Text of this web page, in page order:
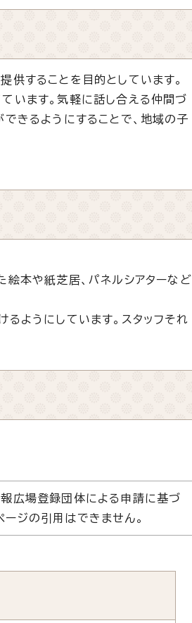
することを目的としています。
います。気軽に話し合える仲間づ
きるようにすることで、地域の子
本や紙芝居、パネルシアターなど
ようにしています。スタッフそれ
報広場登録団体による申請に基づ
ジの引用はできません。